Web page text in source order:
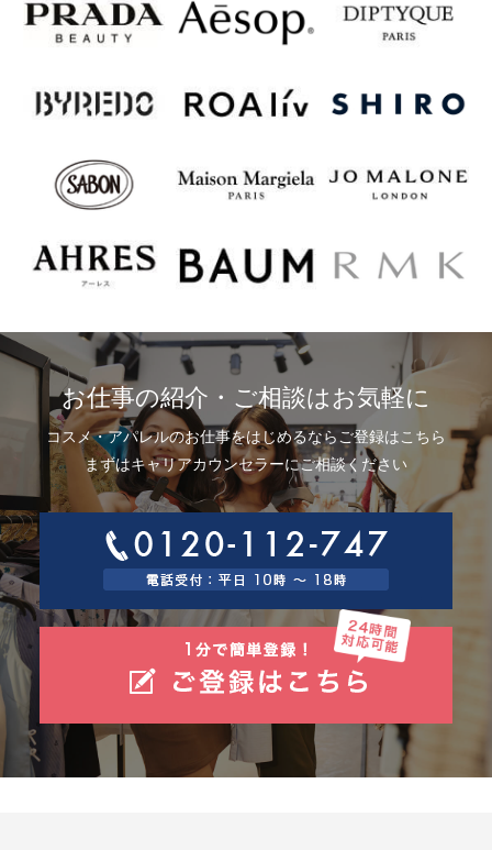
お仕事の紹介・ご相談はお気軽に
コスメ・アパレルのお仕事をはじめるならご登録はこちら
まずはキャリアカウンセラーにご相談ください